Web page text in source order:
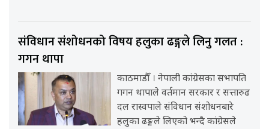
संविधान संशोधनको विषय हलुका ढङ्गले लिनु गलत :
गगन थापा
काठमाडौँ । नेपाली कांग्रेसका सभापति
गगन थापाले वर्तमान सरकार र सत्तारुढ
दल रास्वपाले संविधान संशोधनबारे
हलुका ढङ्गले लिएको भन्दै कांग्रेसले